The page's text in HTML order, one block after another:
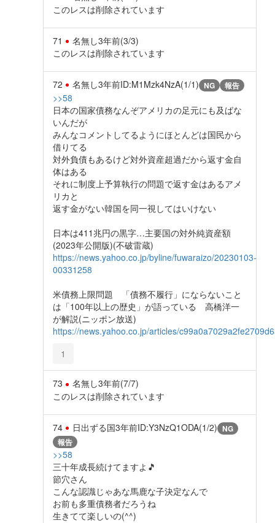
このレスは削除されています
71 名無し3年前(3/3)
このレスは削除されています
72 名無し3年前ID:M1Mzk4NzA(1/1) NG 報告
>>58
日本の国家債務なんぞアメリカの足元にも及ばな
いんだが
みんなコメントしてるようにほとんどは国民から
借りてる
対外負債もあるけど対外資産超過だから返す金自
体はある
それに制度上予算執行の問題で返す金はあるアメ
リカと
返す金がない韓国を同一視してはいけない
日本は411兆円の黒字…主要国の対外純資産額
(2023年公開版)(不破雷蔵)
https://news.yahoo.co.jp/byline/fuwaraizo/20230103-
00331258
米債務上限問題 「債務不履行」にならないこと
は「100年以上の歴史」が語っている 高橋洋一
が解説(ニッポン放送)
https://news.yahoo.co.jp/articles/
1
73 名無し3年前(7/7)
このレスは削除されています
74 日出ずる国3年前ID:Y3NzQ1ODA(1/2) NG
報告
>>58
三十年成長続けてますよ🎵
節穴さん
こんな認識じゃあな馬鹿な子決定なんで
お前も多重債務者だろうね
生きてて楽しいの(^^)